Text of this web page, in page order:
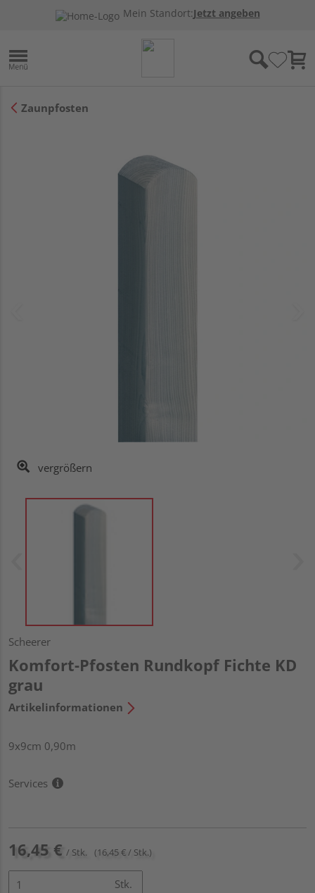
Mein Standort:Jetzt angeben
Zaunpfosten
vergrößern
Scheerer
Komfort-Pfosten Rundkopf Fichte KD
grau
Artikelinformationen
9x9cm 0,90m
Services
16,45 € / Stk. (16,45 € / Stk.)
Stk.